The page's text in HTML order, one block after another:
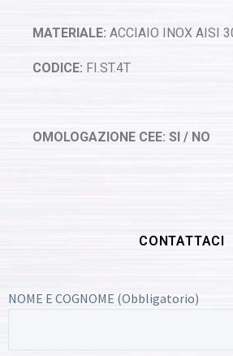
MATERIALE: ACCIAIO INOX AISI
CODICE: FI.ST.4T
OMOLOGAZIONE CEE: SI / NO
CONTATTACI
NOME E COGNOME (Obbligatorio)